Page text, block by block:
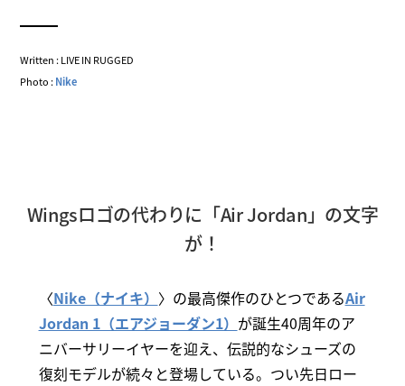
Written : LIVE IN RUGGED
Photo :Nike
Wingsロゴの代わりに「Air Jordan」の文字
が！
〈Nike（ナイキ） 〉の最高傑作のひとつであるAir
Jordan 1（エアジョーダン1） が誕生40周年のア
ニバーサリーイヤーを迎え、伝説的なシューズの
復刻モデルが続々と登場している。つい先日ロー